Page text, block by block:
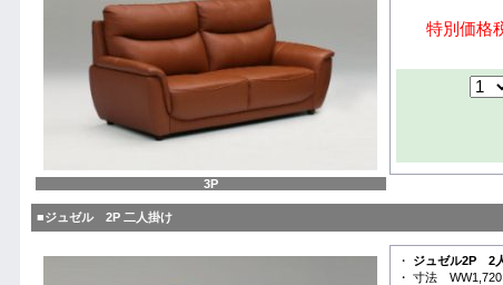
3P
特別価格
■ジュゼル 2P 二人掛け
・
ジュゼル2P 2
・ 寸法